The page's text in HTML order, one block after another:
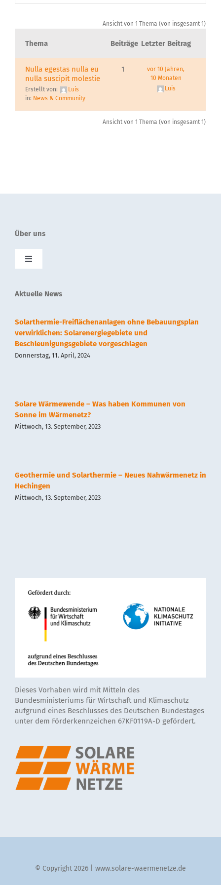
Ansicht von 1 Thema (von insgesamt 1)
Thema Beiträge Letzter Beitrag
Nulla egestas nulla eu
nulla suscipit molestie
Erstellt von:
Luis
in: News & Community
1
vor 10 Jahren,
10 Monaten
Luis
Ansicht von 1 Thema (von insgesamt 1)
Über uns
Toggle
Presse
Datenschutz
Aktuelle News
Solarthermie-Freiflächenanlagen ohne Bebauungsplan
verwirklichen: Solarenergiegebiete und
Beschleunigungsgebiete vorgeschlagen
Donnerstag, 11. April, 2024
Solare Wärmewende – Was haben Kommunen von
Sonne im Wärmenetz?
Mittwoch, 13. September, 2023
Geothermie und Solarthermie – Neues Nahwärmenetz in
Hechingen
Mittwoch, 13. September, 2023
Dieses Vorhaben wird mit Mitteln des
Bundesministeriums für Wirtschaft und Klimaschutz
aufgrund eines Beschlusses des Deutschen Bundestages
unter dem Förderkennzeichen 67KF0119A-D gefördert.
© Copyright 2026 | www.solare-waermenetze.de